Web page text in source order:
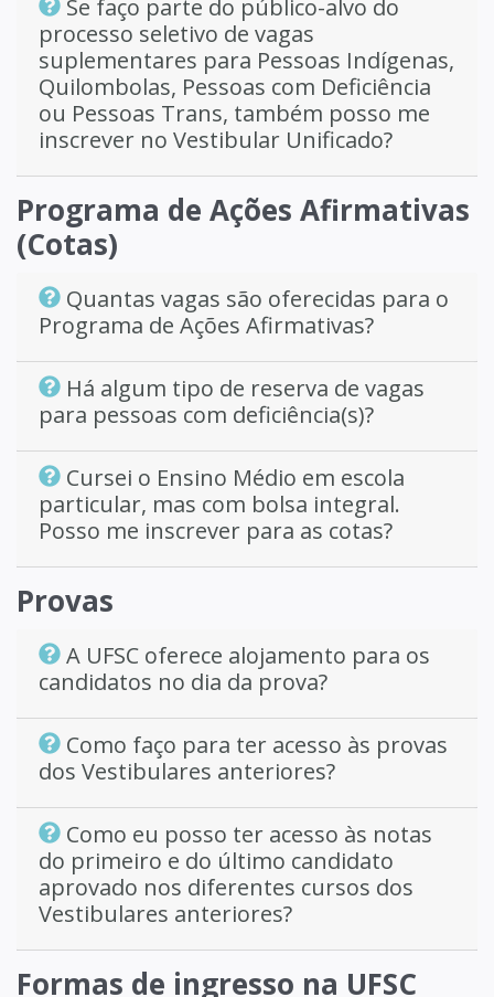
Se faço parte do público-alvo do
processo seletivo de vagas
suplementares para Pessoas Indígenas,
Quilombolas, Pessoas com Deficiência
ou Pessoas Trans, também posso me
inscrever no Vestibular Unificado?
Programa de Ações Afirmativas
(Cotas)
Quantas vagas são oferecidas para o
Programa de Ações Afirmativas?
Há algum tipo de reserva de vagas
para pessoas com deficiência(s)?
Cursei o Ensino Médio em escola
particular, mas com bolsa integral.
Posso me inscrever para as cotas?
Provas
A UFSC oferece alojamento para os
candidatos no dia da prova?
Como faço para ter acesso às provas
dos Vestibulares anteriores?
Como eu posso ter acesso às notas
do primeiro e do último candidato
aprovado nos diferentes cursos dos
Vestibulares anteriores?
Formas de ingresso na UFSC